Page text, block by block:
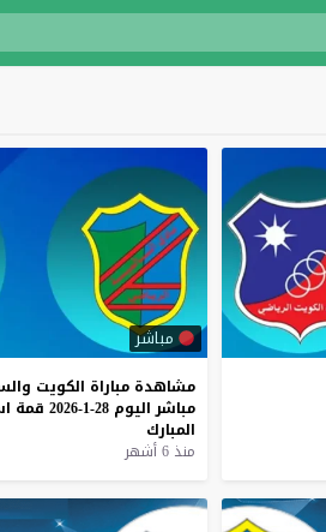
مباشر
مشاهدة مباراة الكويت
مباشر اليوم 28-1-2026 قمة
المبارك
منذ 6 أشهر